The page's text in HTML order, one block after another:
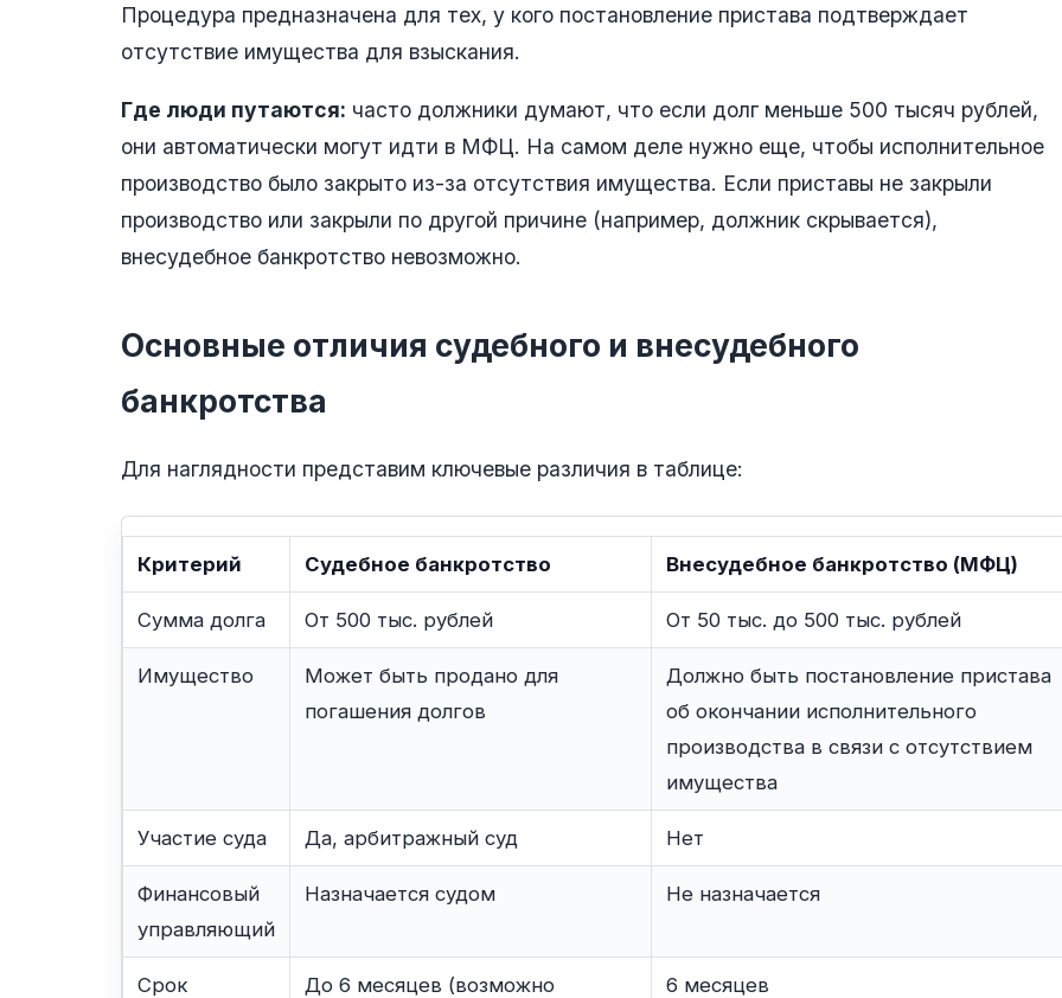
Процедура предназначена для тех, у кого постановление пристава подтверждает
отсутствие имущества для взыскания.
Где люди путаются: часто должники думают, что если долг меньше 500 тысяч рублей,
они автоматически могут идти в МФЦ. На самом деле нужно еще, чтобы исполнительное
производство было закрыто из-за отсутствия имущества. Если приставы не закрыли
производство или закрыли по другой причине (например, должник скрывается),
внесудебное банкротство невозможно.
Основные отличия судебного и внесудебного
банкротства
Для наглядности представим ключевые различия в таблице:
Критерий Судебное банкротство Внесудебное банкротство (МФЦ)
Сумма долга От 500 тыс. рублей От 50 тыс. до 500 тыс. рублей
Имущество
Может быть продано для
погашения долгов
Должно быть постановление пристава
об окончании исполнительного
производства в связи с отсутствием
имущества
Участие суда Да, арбитражный суд Нет
Финансовый
управляющий
Назначается судом Не назначается
Срок До 6 месяцев (возможно 6 месяцев